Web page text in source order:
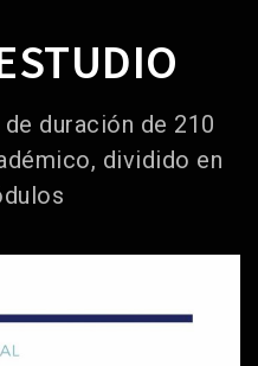
duración de 210
dividido en